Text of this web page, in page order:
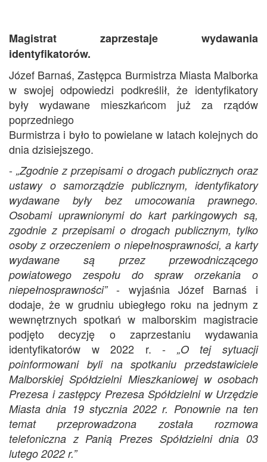
Magistrat zaprzestaje wydawania
identyfikatorów.
Józef Barnaś, Zastępca Burmistrza Miasta Malborka
w swojej odpowiedzi podkreślił, że identyfikatory
były wydawane mieszkańcom już za rządów
poprzedniego
Burmistrza i było to powielane w latach kolejnych do
dnia dzisiejszego.
-„Zgodnie z przepisami o drogach publicznych oraz
ustawy o samorządzie publicznym, identyfikatory
wydawane były bez umocowania prawnego.
Osobami uprawnionymi do kart parkingowych są,
zgodnie z przepisami o drogach publicznym, tylko
osoby z orzeczeniem o niepełnosprawności, a karty
wydawane są przez przewodniczącego
powiatowego zespołu do spraw orzekania o
niepełnosprawności”- wyjaśnia Józef Barnaś i
dodaje, że w grudniu ubiegłego roku na jednym z
wewnętrznych spotkań w malborskim magistracie
podjęto decyzję o zaprzestaniu wydawania
identyfikatorów w 2022 r. - „O tej sytuacji
poinformowani byli na spotkaniu przedstawiciele
Malborskiej Spółdzielni Mieszkaniowej w osobach
Prezesa i zastępcy Prezesa Spółdzielni w Urzędzie
Miasta dnia 19 stycznia 2022 r. Ponownie na ten
temat przeprowadzona została rozmowa
telefoniczna z Panią Prezes Spółdzielni dnia 03
lutego 2022 r.”